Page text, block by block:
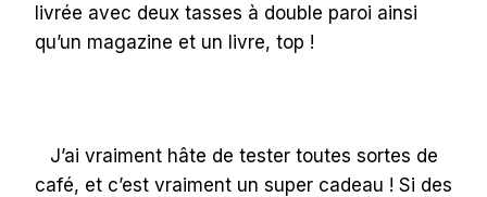
livrée avec deux tasses à double paroi ainsi
qu’un magazine et un livre, top !
J’ai vraiment hâte de tester toutes sortes de
café, et c’est vraiment un super cadeau ! Si des